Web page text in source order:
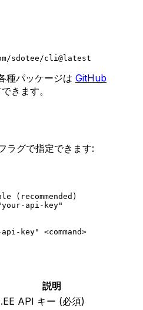
sdotee/cli@latest
種パッケージは GitHub
きます。
ラグで指定できます:
(recommended)
api-key"
key" <command>
説明
API キー (必須)